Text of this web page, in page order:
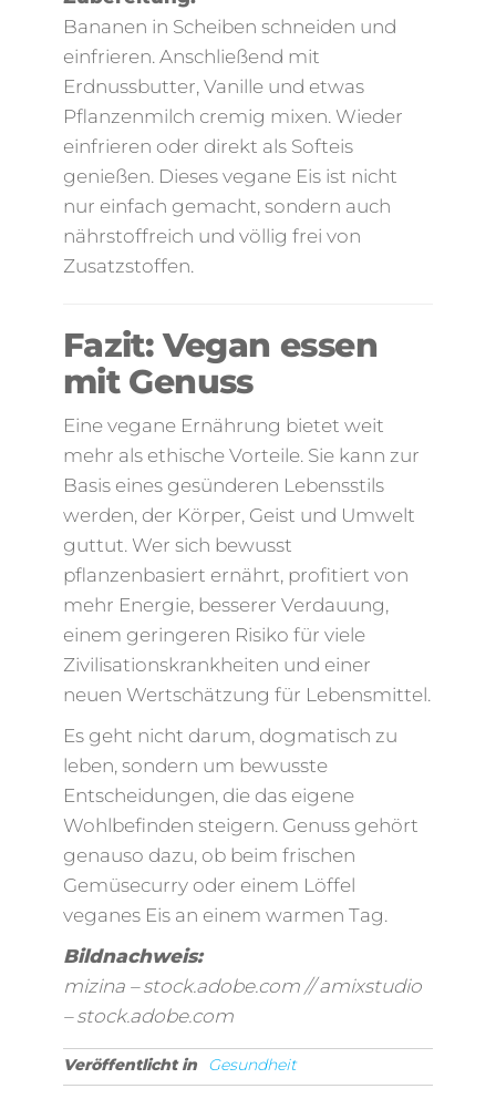
Bananen in Scheiben schneiden und
einfrieren. Anschließend mit
Erdnussbutter, Vanille und etwas
Pflanzenmilch cremig mixen. Wieder
einfrieren oder direkt als Softeis
genießen. Dieses vegane Eis ist nicht
nur einfach gemacht, sondern auch
nährstoffreich und völlig frei von
Zusatzstoffen.
Fazit: Vegan essen
mit Genuss
Eine vegane Ernährung bietet weit
mehr als ethische Vorteile. Sie kann zur
Basis eines gesünderen Lebensstils
werden, der Körper, Geist und Umwelt
guttut. Wer sich bewusst
pflanzenbasiert ernährt, profitiert von
mehr Energie, besserer Verdauung,
einem geringeren Risiko für viele
Zivilisationskrankheiten und einer
neuen Wertschätzung für Lebensmittel.
Es geht nicht darum, dogmatisch zu
leben, sondern um bewusste
Entscheidungen, die das eigene
Wohlbefinden steigern. Genuss gehört
genauso dazu, ob beim frischen
Gemüsecurry oder einem Löffel
veganes Eis an einem warmen Tag.
Bildnachweis:
mizina – stock.adobe.com // amixstudio
– stock.adobe.com
Veröffentlicht in Gesundheit